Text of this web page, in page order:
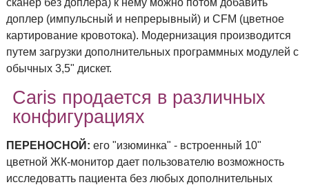
сканер без доплера) к нему можно потом добавить
доплер (импульсный и непрерывный) и CFM (цветное
картирование кровотока). Модернизация производится
путем загрузки дополнительных программных модулей с
обычных 3,5" дискет.
Caris продается в различных
конфигурациях
ПЕРЕНОСНОЙ: его "изюминка" - встроенный 10"
цветной ЖК-монитор дает пользователю возможность
исследоватть пациента без любых дополнительных